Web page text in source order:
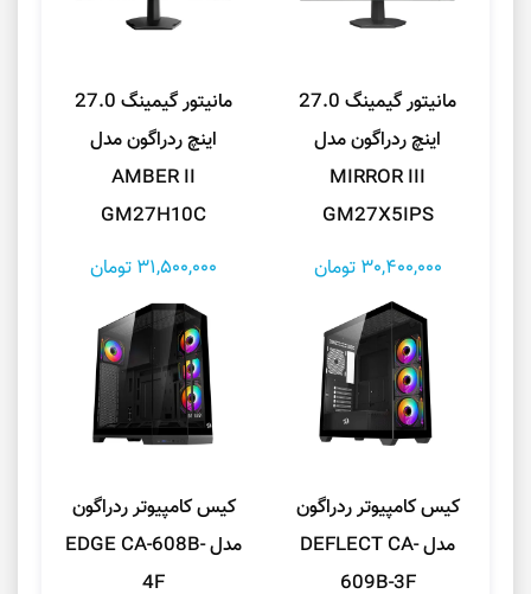
مانیتور گیمینگ 27.0
اینچ ردراگون مدل
MIRROR III
GM27X5IPS
30,400,000 تومان
مانیتور گیمینگ 27.0
اینچ ردراگون مدل
AMBER II
GM27H10C
31,500,000 تومان
کیس کامپیوتر ردراگون
مدل DEFLECT CA-
609B-3F
کیس کامپیوتر ردراگون
مدل EDGE CA-608B-
4F